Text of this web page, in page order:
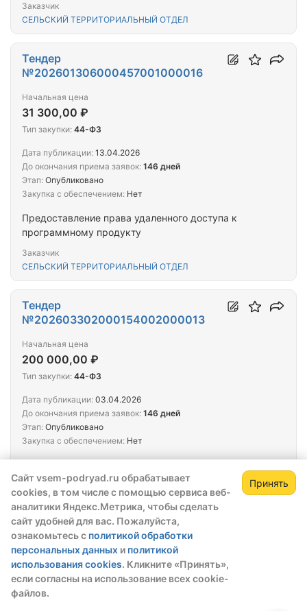
Сайт vsem-podryad.ru обрабатывает
cookies, в том числе с помощью сервиса веб-
аналитики Яндекс.Метрика, чтобы сделать
сайт удобней для вас. Пожалуйста,
ознакомьтесь с политикой обработки
персональных данных и политикой
использования cookies. Кликните «Принять»,
если согласны на использование всех cookie-
файлов.
Принять
Заказчик
СЕЛЬСКИЙ ТЕРРИТОРИАЛЬНЫЙ ОТДЕЛ
Предоставление права удаленного доступа к
программному продукту
Заказчик
СЕЛЬСКИЙ ТЕРРИТОРИАЛЬНЫЙ ОТДЕЛ
Тендер
№202601306000457001000016
Начальная цена
31 300,00 ₽
Тип закупки: 44-ФЗ
Дата публикации: 13.04.2026
До окончания приема заявок: 146 дней
Этап: Опубликовано
Закупка с обеспечением: Нет
сопровождение (техподдержку) «Альт
Виртуализация» 10
БУ СО ВО "ЦЕНТР ИНФОРМАТИЗАЦИИ И ОЦЕНКИ КАЧЕСТВА
ОБРАЗОВАНИЯ"
Тендер
№202603302000154002000013
Начальная цена
200 000,00 ₽
Тип закупки: 44-ФЗ
Дата публикации: 03.04.2026
До окончания приема заявок: 146 дней
Этап: Опубликовано
Закупка с обеспечением: Нет
Тендер
№202601306000437001000022